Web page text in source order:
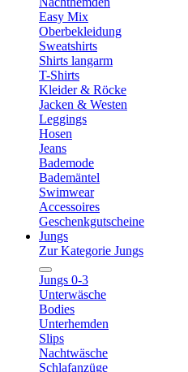
Easy Mix
Oberbekleidung
Sweatshirts
Shirts langarm
T-Shirts
Kleider & Röcke
Jacken & Westen
Leggings
Hosen
Jeans
Bademode
Bademäntel
Swimwear
Accessoires
Geschenkgutscheine
Jungs
Zur Kategorie Jungs
Jungs 0-3
Unterwäsche
Bodies
Unterhemden
Slips
Nachtwäsche
Schlafanzüge